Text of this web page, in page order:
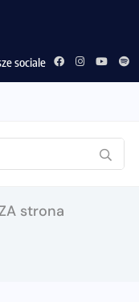
sociale
strona